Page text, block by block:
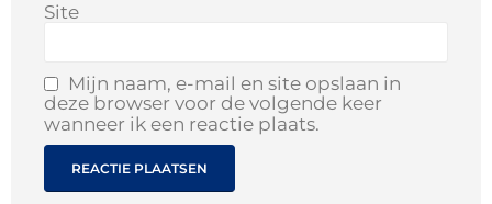
Site
Mijn naam, e-mail en site opslaan in
deze browser voor de volgende keer
wanneer ik een reactie plaats.